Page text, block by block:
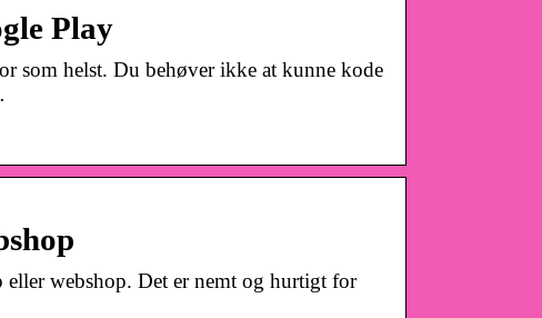
Play
som helst. Du behøver ikke at kunne kode
webshop. Det er nemt og hurtigt for